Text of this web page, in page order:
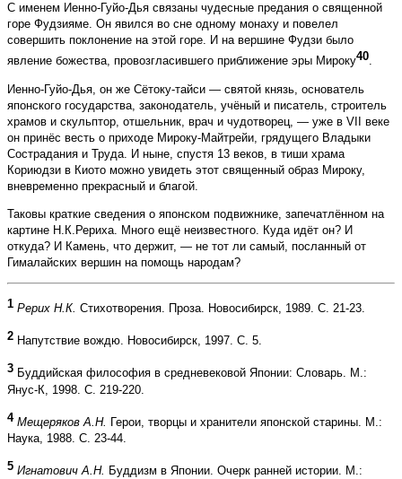
С именем Иенно-Гуйо-Дья связаны чудесные предания о священной
горе Фудзияме. Он явился во сне одному монаху и повелел
совершить поклонение на этой горе. И на вершине Фудзи было
явление божества, провозгласившего приближение эры Мироку40.
Иенно-Гуйо-Дья, он же Сётоку-тайси — святой князь, основатель
японского государства, законодатель, учёный и писатель, строитель
храмов и скульптор, отшельник, врач и чудотворец, — уже в VII веке
он принёс весть о приходе Мироку-Майтрейи, грядущего Владыки
Сострадания и Труда. И ныне, спустя 13 веков, в тиши храма
Кориюдзи в Киото можно увидеть этот священный образ Мироку,
вневременно прекрасный и благой.
Таковы краткие сведения о японском подвижнике, запечатлённом на
картине Н.К.Рериха. Много ещё неизвестного. Куда идёт он? И
откуда? И Камень, что держит, — не тот ли самый, посланный от
Гималайских вершин на помощь народам?
1 Рерих Н.К. Стихотворения. Проза. Новосибирск, 1989. С. 21-23.
2 Напутствие вождю. Новосибирск, 1997. С. 5.
3 Буддийская философия в средневековой Японии: Словарь. М.:
Янус-К, 1998. С. 219-220.
4 Мещеряков А.Н. Герои, творцы и хранители японской старины. М.:
Наука, 1988. С. 23-44.
5 Игнатович А.Н. Буддизм в Японии. Очерк ранней истории. М.: